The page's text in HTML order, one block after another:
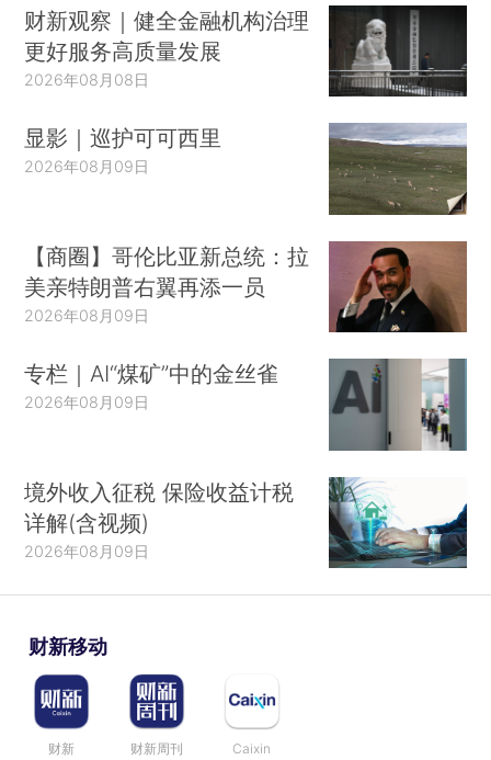
财新观察｜健全金融机构治理
更好服务高质量发展
2026年08月08日
显影｜巡护可可西里
2026年08月09日
【商圈】哥伦比亚新总统：拉
美亲特朗普右翼再添一员
2026年08月09日
专栏｜AI“煤矿”中的金丝雀
2026年08月09日
境外收入征税 保险收益计税
详解(含视频)
2026年08月09日
财新移动
财新 财新周刊 Caixin